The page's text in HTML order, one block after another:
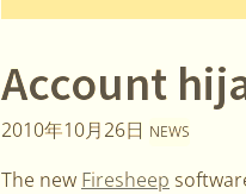
Account
2010年10月26日 NEWS
The new Firesheep